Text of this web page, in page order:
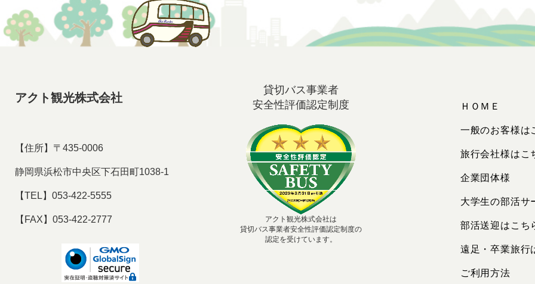
アクト観光株式会社
【住所】〒435-0006
静岡県浜松市中央区下石田町1038-1
【TEL】053-422-5555
【FAX】053-422-2777
貸切バス事業者
安全性評価認定制度
アクト観光株式会社は
貸切バス事業者安全性評価認定制度の
認定を受けています。
ＨＯＭＥ
一般のお客様は
旅行会社様はこ
企業団体様
大学生の部活サ
部活送迎はこち
遠足・卒業旅行
ご利用方法